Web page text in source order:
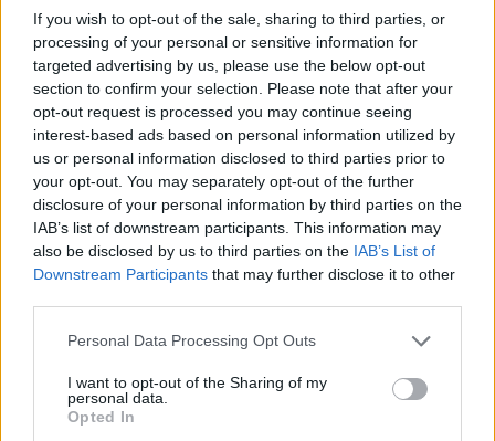
If you wish to opt-out of the sale, sharing to third parties, or
processing of your personal or sensitive information for
targeted advertising by us, please use the below opt-out
section to confirm your selection. Please note that after your
opt-out request is processed you may continue seeing
interest-based ads based on personal information utilized by
us or personal information disclosed to third parties prior to
your opt-out. You may separately opt-out of the further
disclosure of your personal information by third parties on the
IAB’s list of downstream participants. This information may
also be disclosed by us to third parties on the IAB’s List of
Downstream Participants that may further disclose it to other
Please note that this website/app uses one or more Google
not limited to your visit or usage behaviour. You may click to
grant or deny consent to Google and its third-party tags to
use your data for below specified purposes in below Google
Personal Data Processing Opt Outs
I want to opt-out of the Sharing of my
personal data.
Opted In
Non dimenticare che la scelta dei gadget giusti
può migliorare notevolmente la vita del tuo animale
domestico. Ora che conosci i migliori prodotti del
2024, quale sarà il primo che acquisterai? Fai
sapere nei commenti quali gadget hai già provato e
quale ti ha sorpreso di più! 🔥✨
AUTORE
Staff